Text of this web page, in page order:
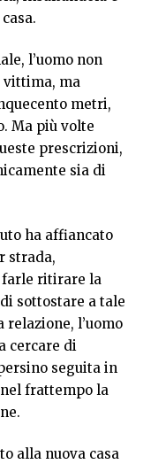
l’uomo non
vittima, ma
metri,
Ma più volte
prescrizioni,
sia di
ha affiancato
strada,
farle ritirare la
sottostare a tale
l’uomo
cercare di
seguita in
frattempo la
alla nuova casa